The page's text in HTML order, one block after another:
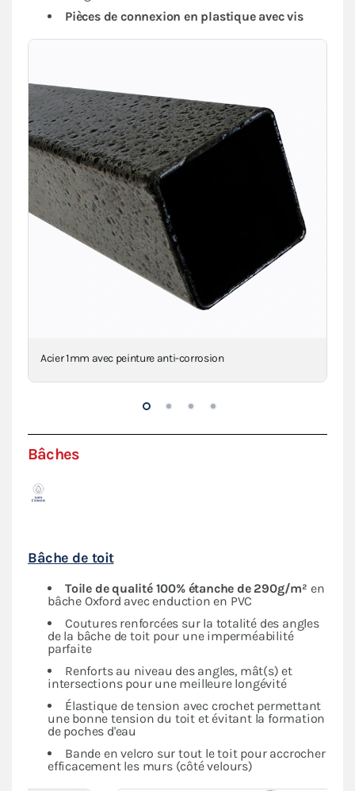
Pièces de connexion en plastique avec vis
Acier 1mm avec peinture anti-corrosion
Bâches
Bâche de toit
Toile de qualité 100% étanche de 290g/m² en
bâche Oxford avec enduction en PVC
Coutures renforcées sur la totalité des angles
de la bâche de toit pour une imperméabilité
parfaite
Renforts au niveau des angles, mât(s) et
intersections pour une meilleure longévité
Élastique de tension avec crochet permettant
une bonne tension du toit et évitant la formation
de poches d'eau
Bande en velcro sur tout le toit pour accrocher
efficacement les murs (côté velours)